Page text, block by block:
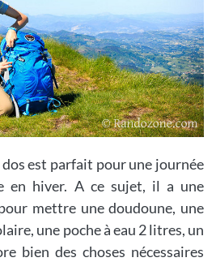
dos est parfait pour une journée
en hiver. A ce sujet, il a une
mettre une doudoune, une
une poche à eau 2 litres, un
bien des choses nécessaires